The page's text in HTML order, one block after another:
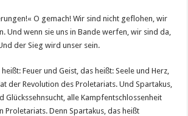
O gemach! Wir sind nicht geflohen, wir
Und wenn sie uns in Bande werfen, wir sind da,
der Sieg wird unser sein.
Feuer und Geist, das heißt: Seele und Herz,
der Revolution des Proletariats. Und Spartakus,
Glückssehnsucht, alle Kampfentschlossenheit
Proletariats. Denn Spartakus, das heißt